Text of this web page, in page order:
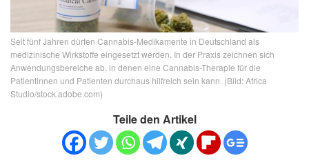
Seit fünf Jahren dürfen Cannabis-Medikamente in Deutschland als
medizinische Wirkstoffe eingesetzt werden. In der Praxis zeichnen sich
Anwendungsbereiche ab, in denen eine Cannabis-Therapie für die
Patientinnen und Patienten durchaus hilfreich sein kann. (Bild: Africa
Studio/stock.adobe.com)
Teile den Artikel